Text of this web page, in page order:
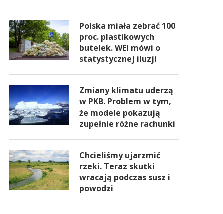
Polska miała zebrać 100
proc. plastikowych
butelek. WEI mówi o
statystycznej iluzji
Zmiany klimatu uderzą
w PKB. Problem w tym,
że modele pokazują
zupełnie różne rachunki
Chcieliśmy ujarzmić
rzeki. Teraz skutki
wracają podczas susz i
powodzi